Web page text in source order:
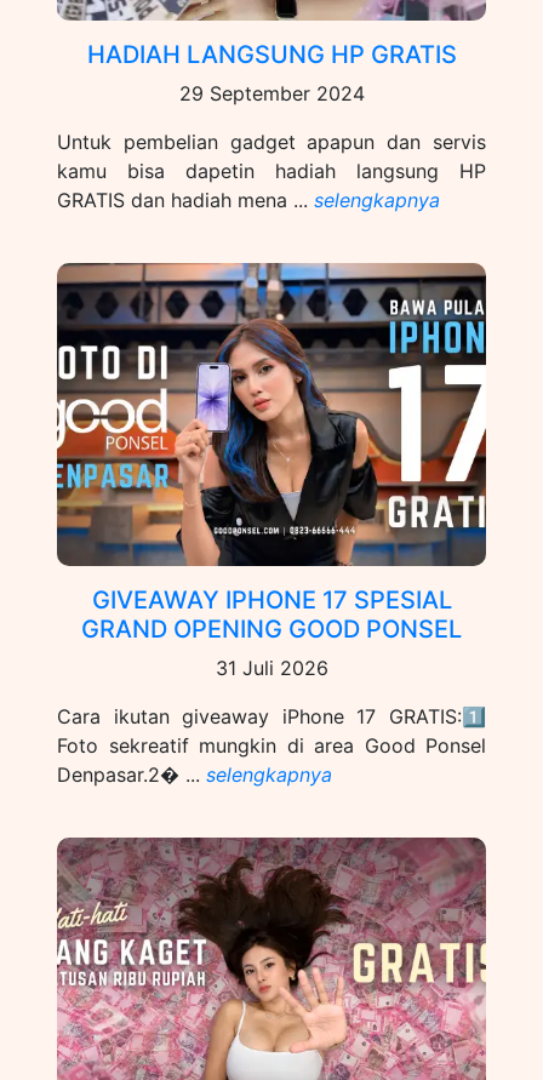
HADIAH LANGSUNG HP GRATIS
29 September 2024
Untuk pembelian gadget apapun dan servis
kamu bisa dapetin hadiah langsung HP
GRATIS dan hadiah mena ... selengkapnya
GIVEAWAY IPHONE 17 SPESIAL
GRAND OPENING GOOD PONSEL
31 Juli 2026
Cara ikutan giveaway iPhone 17 GRATIS:1️⃣
Foto sekreatif mungkin di area Good Ponsel
Denpasar.2� ... selengkapnya